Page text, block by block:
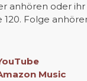
anhören oder
Folge
Music